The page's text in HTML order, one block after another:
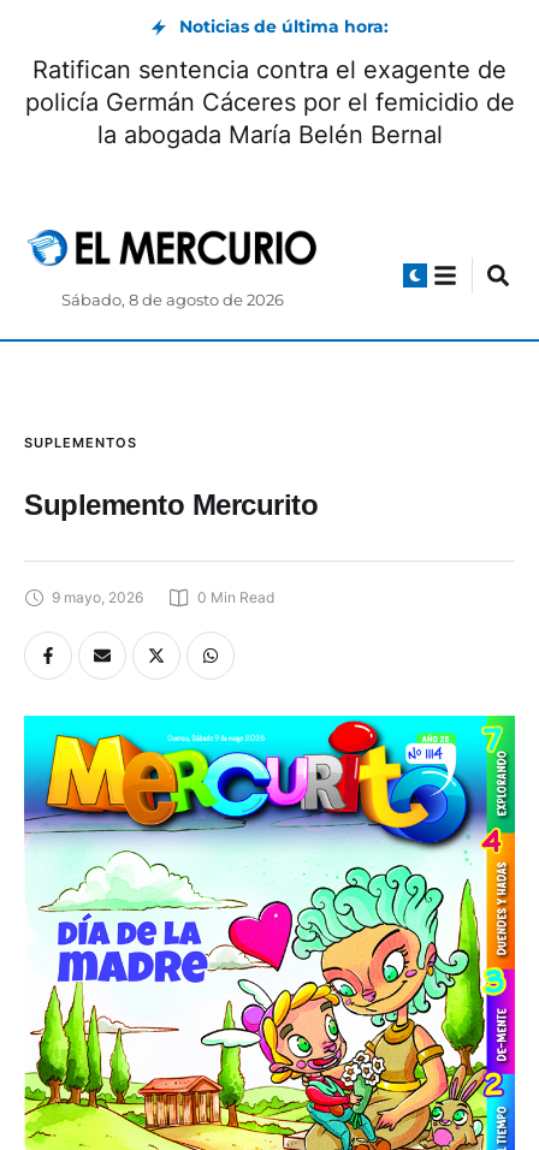
Noticias de última hora:
Ratifican sentencia contra el exagente de
policía Germán Cáceres por el femicidio de
la abogada María Belén Bernal
Sábado, 8 de agosto de 2026
SUPLEMENTOS
Suplemento Mercurito
9 mayo, 2026 0 Min Read